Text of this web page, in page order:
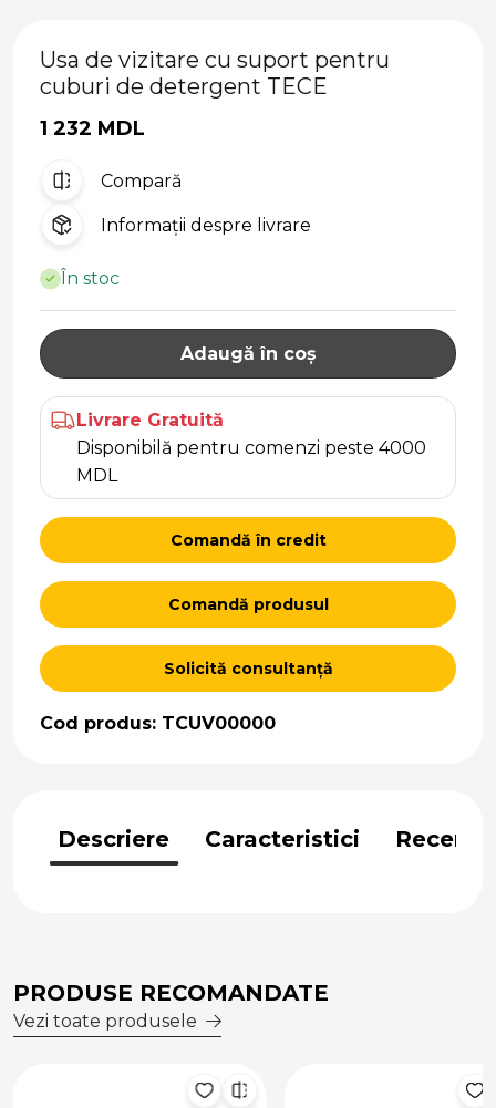
Usa de vizitare cu suport pentru
cuburi de detergent TECE
1 232 MDL
Compară
Informații despre livrare
În stoc
Adaugă în coș
Livrare Gratuită
Disponibilă pentru comenzi peste 4000
MDL
Comandă în credit
Comandă produsul
Solicită consultanță
Cod produs: TCUV00000
Descriere Caracteristici
PRODUSE RECOMANDATE
Vezi toate produsele